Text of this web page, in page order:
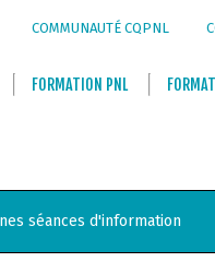
COMMUNAUTÉ CQPNL
FORMATION PNL
séances d'information